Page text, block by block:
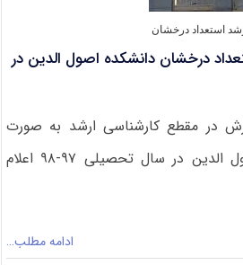
استعداد درخشان
درخشان دانشکده اصول الدین در
در مقطع کارشناسی ارشد به صورت
بدون آزمون دانشکده اصول الدین در سال تحصیلی ۹۷-۹۸ اعلام
ادامه مطلب…